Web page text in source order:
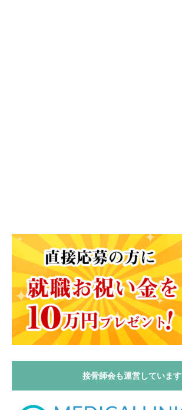
接骨師会も運営しています